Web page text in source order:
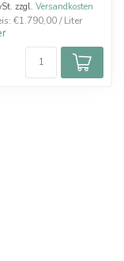
zzgl. Versandkosten
€1.790,00 / Liter